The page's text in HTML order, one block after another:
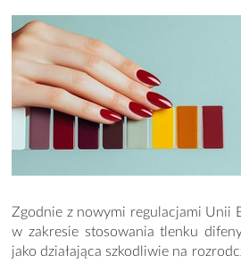
Zgodnie z nowymi regulacjami Unii
w zakresie stosowania tlenku
jako działająca szkodliwie na